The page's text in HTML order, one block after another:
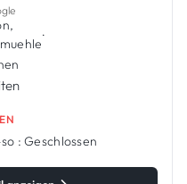
·
: Geschlossen